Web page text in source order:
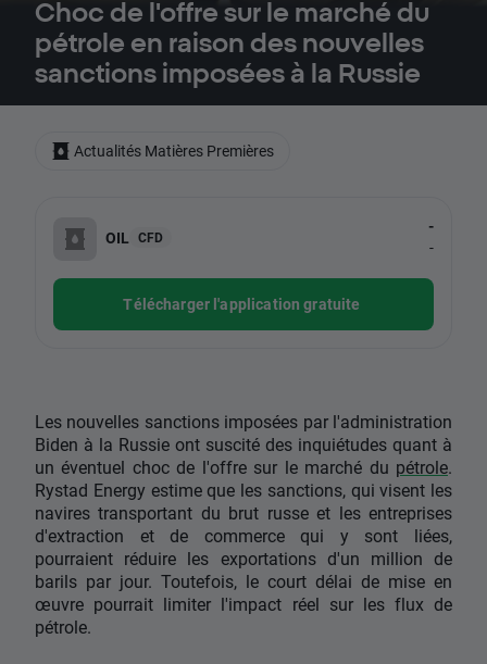
Choc de l'offre sur le marché du
pétrole en raison des nouvelles
sanctions imposées à la Russie
OIL CFD
-
-
Télécharger l'application gratuite
Les nouvelles sanctions imposées par l'administration
Biden à la Russie ont suscité des inquiétudes quant à
un éventuel choc de l'offre sur le marché du pétrole.
Rystad Energy estime que les sanctions, qui visent les
navires transportant du brut russe et les entreprises
d'extraction et de commerce qui y sont liées,
pourraient réduire les exportations d'un million de
barils par jour. Toutefois, le court délai de mise en
œuvre pourrait limiter l'impact réel sur les flux de
pétrole.
Actualités Matières Premières